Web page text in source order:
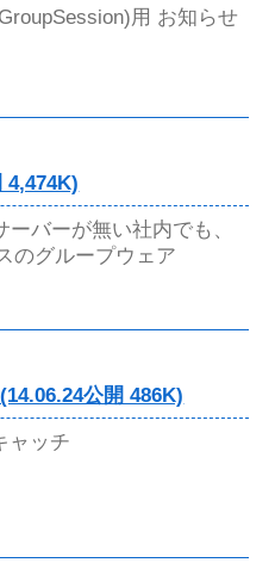
用 お知らせ
4,474K)
バーが無い社内でも、
のグループウェア
公開 486K)
ャッチ